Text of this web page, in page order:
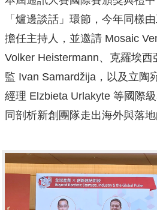
「爐邊談話」環節，今年同樣
擔任主持人，並邀請 Mosaic
Volker Heistermann、克羅埃西
監 Ivan Samardžija，以及立陶
經理 Elzbieta Urlakyte 等國際
同剖析新創團隊走出海外與落地